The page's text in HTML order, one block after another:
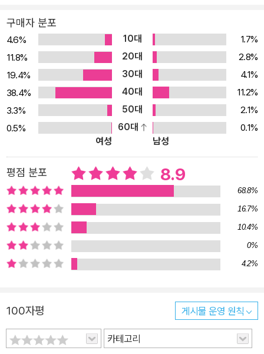
구매자 분포
4.6% 10대
1.7%
11.8%
20대
2.8%
19.4%
30대
4.1%
38.4%
40대
11.2%
3.3%
50대
2.1%
0.5%
60대
0.1%
여성
남성
평점 분포 8.9
68.8%
16.7%
10.4%
0%
4.2%
100자평 게시물 운영 원칙
카테고리